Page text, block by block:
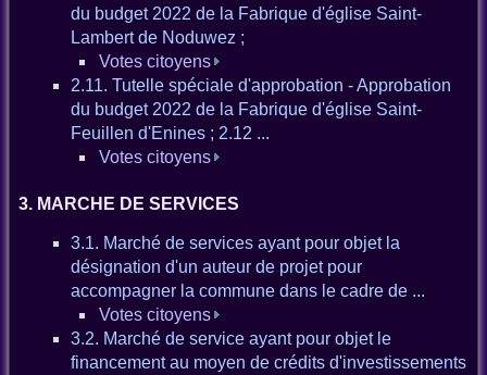
du budget 2022 de la Fabrique d'église Saint-
Lambert de Noduwez ;
Votes citoyens
2.11. Tutelle spéciale d'approbation - Approbation
du budget 2022 de la Fabrique d'église Saint-
Feuillen d'Enines ; 2.12 ...
Votes citoyens
3. MARCHE DE SERVICES
3.1. Marché de services ayant pour objet la
désignation d'un auteur de projet pour
accompagner la commune dans le cadre de ...
Votes citoyens
3.2. Marché de service ayant pour objet le
financement au moyen de crédits d'investissements